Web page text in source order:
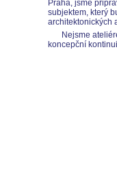
Praha, jsme
subjektem, který
architektonických
Nejsme
koncepční